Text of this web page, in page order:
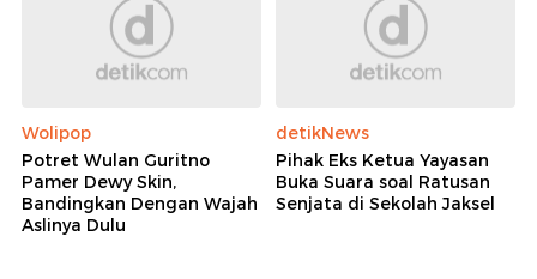
Wolipop
Potret Wulan Guritno
Pamer Dewy Skin,
Bandingkan Dengan Wajah
Aslinya Dulu
detikNews
Pihak Eks Ketua Yayasan
Buka Suara soal Ratusan
Senjata di Sekolah Jaksel